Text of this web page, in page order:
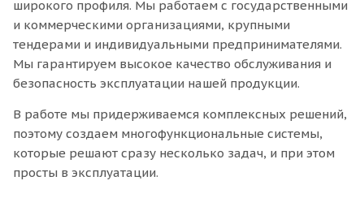
широкого профиля. Мы работаем с государственными
и коммерческими организациями, крупными
тендерами и индивидуальными предпринимателями.
Мы гарантируем высокое качество обслуживания и
безопасность эксплуатации нашей продукции.
В работе мы придерживаемся комплексных решений,
поэтому создаем многофункциональные системы,
которые решают сразу несколько задач, и при этом
просты в эксплуатации.